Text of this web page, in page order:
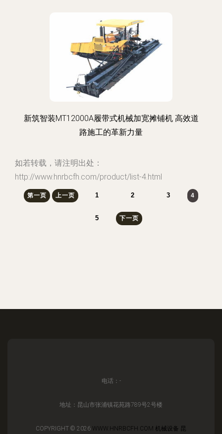
新筑智装MT12000A履带式机械加宽摊铺机 高效道
路施工的革新力量
如若转载，请注明出处：
http://www.hnrbcfh.com/product/list-4.html
第一页 上一页 1 2 3 4
5 下一页
电话：-
地址：昆山市张浦镇花苑路789号2号楼
COPYRIGHT © 2026 WWW.HNRBCFH.COM 机械设备 昆